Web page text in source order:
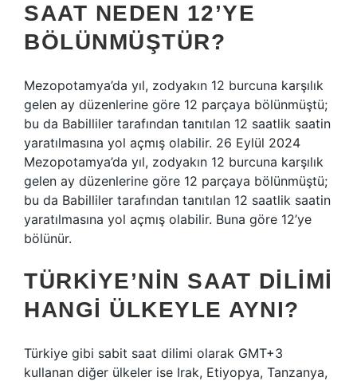
SAAT NEDEN 12’YE
BÖLÜNMÜŞTÜR?
Mezopotamya’da yıl, zodyakın 12 burcuna karşılık
gelen ay düzenlerine göre 12 parçaya bölünmüştü;
bu da Babilliler tarafından tanıtılan 12 saatlik saatin
yaratılmasına yol açmış olabilir. 26 Eylül 2024
Mezopotamya’da yıl, zodyakın 12 burcuna karşılık
gelen ay düzenlerine göre 12 parçaya bölünmüştü;
bu da Babilliler tarafından tanıtılan 12 saatlik saatin
yaratılmasına yol açmış olabilir. Buna göre 12’ye
bölünür.
TÜRKIYE’NIN SAAT DILIMI
HANGI ÜLKEYLE AYNI?
Türkiye gibi sabit saat dilimi olarak GMT+3
kullanan diğer ülkeler ise Irak, Etiyopya, Tanzanya,